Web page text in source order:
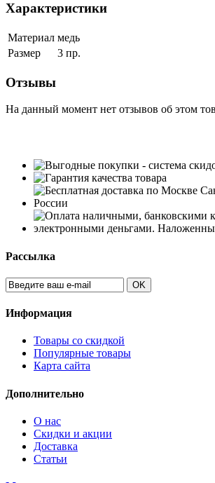
Характеристики
Материал медь
Размер
3 пр.
Отзывы
На данный момент нет отзывов об этом
Рассылка
OK
Информация
Товары со скидкой
Популярные товары
Карта сайта
Дополнительно
О нас
Скидки и акции
Доставка
Статьи